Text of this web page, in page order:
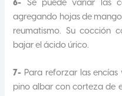
6- Se puede variar las
agregando hojas de
reumatismo. Su cocción
bajar el ácido úrico.
7- Para reforzar las
pino albar con corteza de